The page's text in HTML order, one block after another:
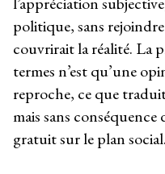
politique, sans
couvrirait la réalité. La
termes n’est qu’une
reproche, ce que
mais sans
gratuit sur le plan social.